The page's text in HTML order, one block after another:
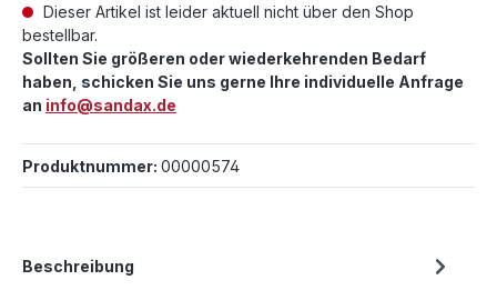
Dieser Artikel ist leider aktuell nicht über den Shop
bestellbar.
Sollten Sie größeren oder wiederkehrenden Bedarf
haben, schicken Sie uns gerne Ihre individuelle Anfrage
an info@sandax.de
Produktnummer: 00000574
Beschreibung